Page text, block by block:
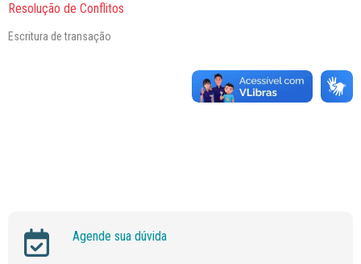
Resolução de Conflitos
Escritura de transação
Agende sua dúvida